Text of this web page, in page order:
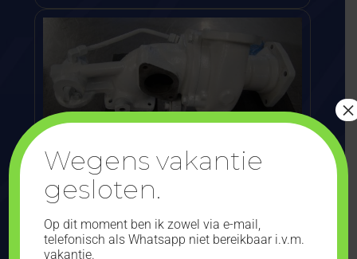
Gereviseerde waterpomp Cummins KTA19
Gereviseerde originele Cummins KTA19 waterpomp.
Hierbij is de originele revisieset van Cummins gebruikt en
zijn o.a. de lagers, afdichtingen en keramische seal
vervangen. 1 stuks op voorraad! Ter overname
beschikbaar. Cummins K19 KTA19 QSK19...
Wegens vakantie
gesloten.
Op dit moment ben ik zowel via e-mail,
telefonisch als Whatsapp niet bereikbaar i.v.m.
vakantie.
×